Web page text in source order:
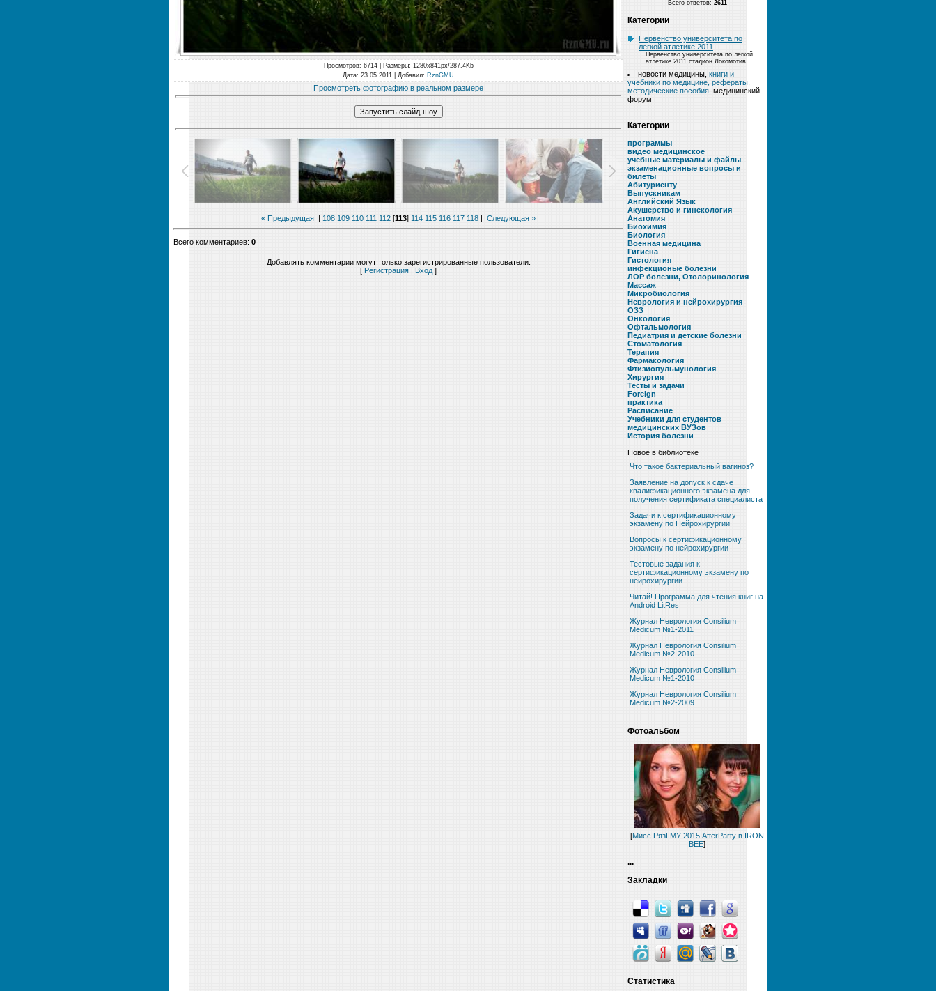
Просмотров: 6714 | Размеры: 1280x841px/287.4Kb
Дата: 23.05.2011 | Добавил: RznGMU
Просмотреть фотографию в реальном размере
« Предыдущая | 108 109 110 111 112 [113] 114 115 116 117 118 | Следующая »
Всего комментариев: 0
Добавлять комментарии могут только зарегистрированные пользователи.
[ Регистрация Вход ]
Всего ответов: 2611
Категории
Первенство университета по
легкой атлетике 2011
Первенство университета по легкой
атлетике 2011 стадион Локомотив
новости медицины, книги и
учебники по медицине, рефераты,
методические пособия, медицинский
форум
Категории
программы
видео медицинское
учебные материалы и файлы
экзаменационные вопросы и
билеты
Абитуриенту
Выпускникам
Английский Язык
Акушерство и гинекология
Анатомия
Биохимия
Биология
Военная медицина
Гигиена
Гистология
инфекционые болезни
ЛОР болезни, Отолоринология
Массаж
Микробиология
Неврология и нейрохирургия
ОЗЗ
Онкология
Офтальмология
Педиатрия и детские болезни
Стоматология
Терапия
Фармакология
Фтизиопульмунология
Хирургия
Тесты и задачи
Foreign
практика
Расписание
Учебники для студентов
медицинских ВУЗов
История болезни
Новое в библиотеке
Что такое бактериальный вагиноз?
Заявление на допуск к сдаче
квалификационного экзамена для
получения сертификата специалиста
Задачи к сертификационному
экзамену по Нейрохирургии
Вопросы к сертификационному
экзамену по нейрохирургии
Тестовые задания к
сертификационному экзамену по
нейрохирургии
Читай! Программа для чтения книг на
Android LitRes
Журнал Неврология Consilium
Medicum №1-2011
Журнал Неврология Consilium
Medicum №2-2010
Журнал Неврология Consilium
Medicum №1-2010
Журнал Неврология Consilium
Medicum №2-2009
Фотоальбом
[Мисс РязГМУ 2015 AfterParty в IRON
BEE]
...
Закладки
Статистика